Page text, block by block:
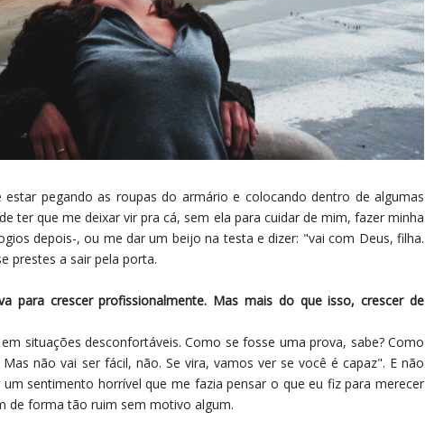
pegando as roupas do armário e colocando dentro de algumas
ter que me deixar vir pra cá, sem ela para cuidar de mim, fazer minha
depois-, ou me dar um beijo na testa e dizer: "vai com Deus, filha.
prestes a sair pela porta.
para crescer profissionalmente. Mas mais do que isso, crescer de
situações desconfortáveis. Como se fosse uma prova, sabe? Como
não vai ser fácil, não. Se vira, vamos ver se você é capaz". E não
sentimento horrível que me fazia pensar o que eu fiz para merecer
de forma tão ruim sem motivo algum.